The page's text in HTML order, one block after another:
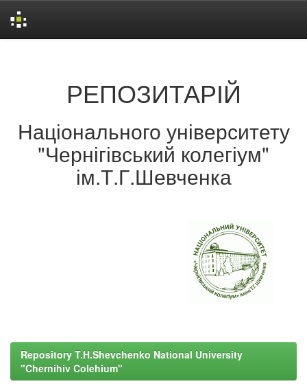
РЕПОЗИТАРІЙ
Національного університету
"Чернігівський колегіум"
ім.Т.Г.Шевченка
Repository T.H.Shevchenko National University
"Chernihiv Colehium"